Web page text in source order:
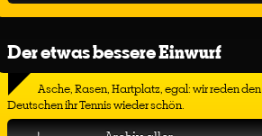
Der etwas bessere Einwurf
Asche, Rasen, Hartplatz, egal: wir reden den
Deutschen ihr Tennis wieder schön.